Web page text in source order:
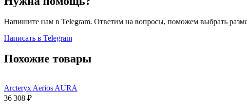
Напишите нам в Telegram. Ответим на вопросы, поможем выбрать
Написать в Telegram
Похожие товары
Arcteryx Aerios AURA
36 308 ₽